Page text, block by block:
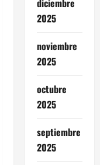
diciembre
2025
noviembre
2025
octubre
2025
septiembre
2025